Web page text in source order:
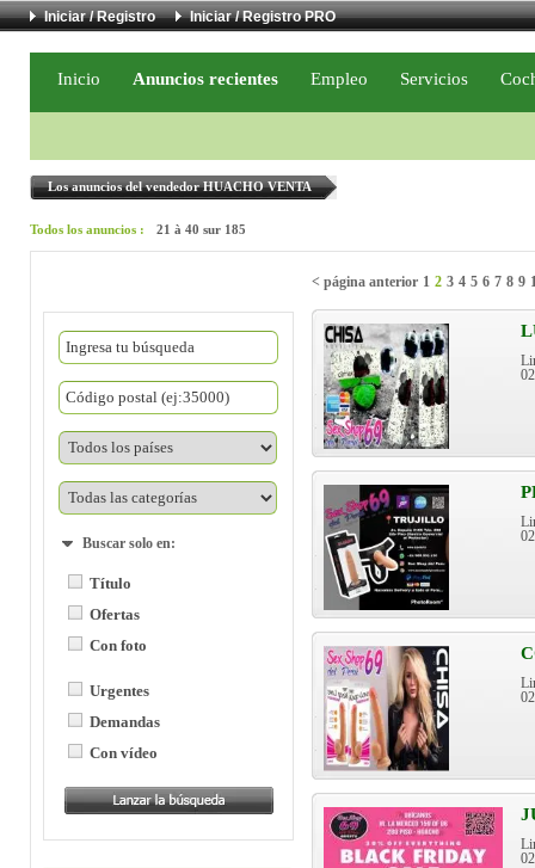
Iniciar / Registro Iniciar / Registro PRO
Inicio Anuncios recientes Empleo Servicios
Los anuncios del vendedor HUACHO VENTA
Todos los anuncios : 21 à 40 sur 185
< página anterior 1 2 3 4 5 6 7 8 9
Buscar solo en:
Título
Ofertas
Con foto
Urgentes
Demandas
Con vídeo